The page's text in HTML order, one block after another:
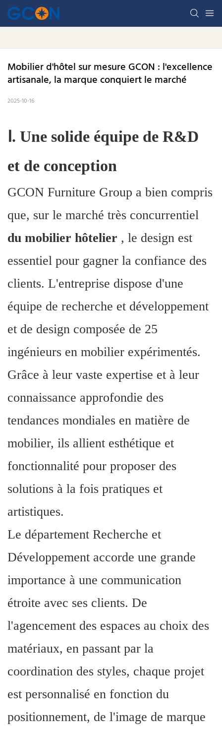
Mobilier d'hôtel sur mesure GCON : l'excellence
artisanale, la marque conquiert le marché
2025-10-16
Ⅰ. Une solide équipe de R&D
et de conception
GCON Furniture Group a bien compris
que, sur le marché très concurrentiel
du mobilier hôtelier , le design est
essentiel pour gagner la confiance des
clients. L'entreprise dispose d'une
équipe de recherche et développement
et de design composée de 25
ingénieurs en mobilier expérimentés.
Grâce à leur vaste expertise et à leur
connaissance approfondie des
tendances mondiales en matière de
mobilier, ils allient esthétique et
fonctionnalité pour proposer des
solutions à la fois pratiques et
artistiques.
Le département Recherche et
Développement accorde une grande
importance à une communication
étroite avec ses clients. De
l'agencement des espaces au choix des
matériaux, en passant par la
coordination des styles, chaque projet
est personnalisé en fonction du
positionnement, de l'image de marque